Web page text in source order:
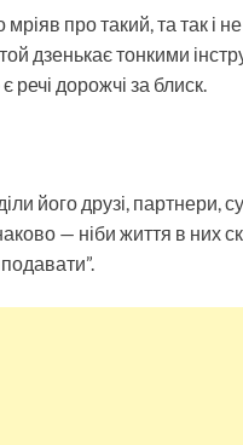
мріяв про такий, та так
дзенькає тонкими
речі дорожчі за блиск.
його друзі, партнери,
— ніби життя в них